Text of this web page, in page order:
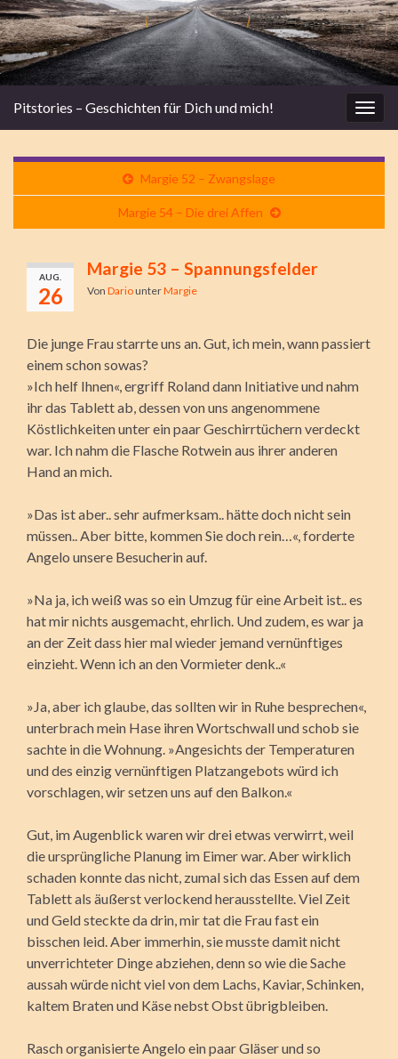
Pitstories – Geschichten für Dich und mich!
Margie 52 – Zwangslage
Margie 54 – Die drei Affen
AUG.
26
Margie 53 – Spannungsfelder
Von DariounterMargie
Die junge Frau starrte uns an. Gut, ich mein, wann passiert
einem schon sowas?
»Ich helf Ihnen«, ergriff Roland dann Initiative und nahm
ihr das Tablett ab, dessen von uns angenommene
Köstlichkeiten unter ein paar Geschirrtüchern verdeckt
war. Ich nahm die Flasche Rotwein aus ihrer anderen
Hand an mich.
»Das ist aber.. sehr aufmerksam.. hätte doch nicht sein
müssen.. Aber bitte, kommen Sie doch rein…«, forderte
Angelo unsere Besucherin auf.
»Na ja, ich weiß was so ein Umzug für eine Arbeit ist.. es
hat mir nichts ausgemacht, ehrlich. Und zudem, es war ja
an der Zeit dass hier mal wieder jemand vernünftiges
einzieht. Wenn ich an den Vormieter denk..«
»Ja, aber ich glaube, das sollten wir in Ruhe besprechen«,
unterbrach mein Hase ihren Wortschwall und schob sie
sachte in die Wohnung. »Angesichts der Temperaturen
und des einzig vernünftigen Platzangebots würd ich
vorschlagen, wir setzen uns auf den Balkon.«
Gut, im Augenblick waren wir drei etwas verwirrt, weil
die ursprüngliche Planung im Eimer war. Aber wirklich
schaden konnte das nicht, zumal sich das Essen auf dem
Tablett als äußerst verlockend herausstellte. Viel Zeit
und Geld steckte da drin, mir tat die Frau fast ein
bisschen leid. Aber immerhin, sie musste damit nicht
unverrichteter Dinge abziehen, denn so wie die Sache
aussah würde nicht viel von dem Lachs, Kaviar, Schinken,
kaltem Braten und Käse nebst Obst übrigbleiben.
Rasch organisierte Angelo ein paar Gläser und so